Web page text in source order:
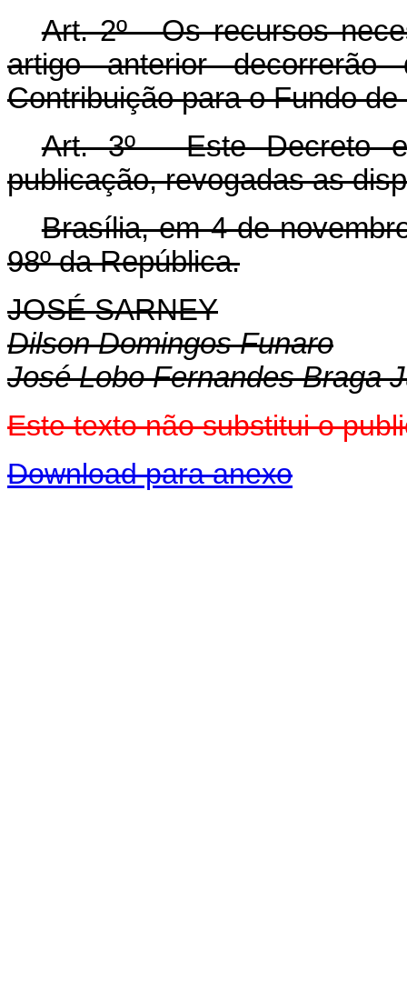
Art. 2º - Os recursos
artigo anterior
Contribuição para o Fundo
Art. 3º - Este Decreto
publicação, revogadas as
Brasília, em 4 de
98º da República.
JOSÉ SARNEY
Dilson Domingos Funaro
José Lobo Fernandes Braga
Este texto não substitui o
Download para anexo